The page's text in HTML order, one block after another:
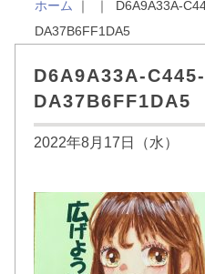
ホーム
D6A9A33A-
DA37B6FF1DA5
D6A9A33A-
DA37B6FF1DA5
2022年8月17日（水）